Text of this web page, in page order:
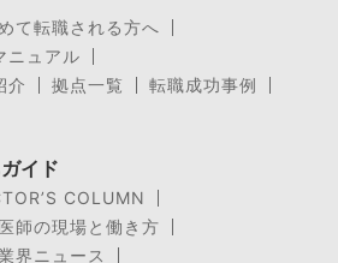
て転職される方へ
ニュアル
介
拠点一覧
転職成功事例
イド
COLUMN
医師の現場と働き方
界ニュース